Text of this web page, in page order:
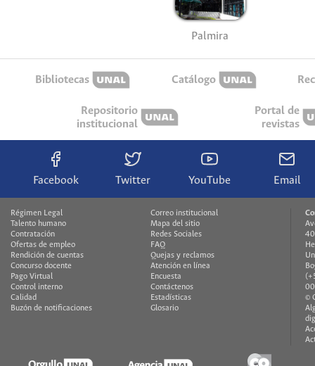
Palmira
Bibliotecas Catálogo
Repositorio
institucional
Portal de
revistas
Facebook Twitter YouTube Email
Régimen Legal
Talento humano
Contratación
Ofertas de empleo
Rendición de cuentas
Concurso docente
Pago Virtual
Control interno
Calidad
Buzón de notificaciones
Correo institucional
Mapa del sitio
Redes Sociales
FAQ
Quejas y reclamos
Atención en línea
Encuesta
Contáctenos
Estadísticas
Glosario
©